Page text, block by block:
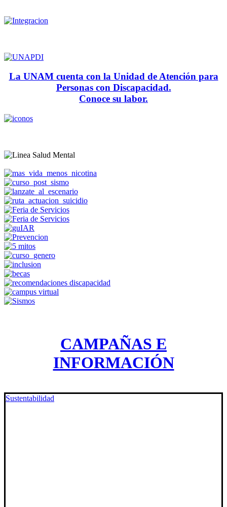
La UNAM cuenta con la Unidad de Atención para
Personas con Discapacidad.
Conoce su labor.
CAMPAÑAS E
INFORMACIÓN
Sustentabilidad